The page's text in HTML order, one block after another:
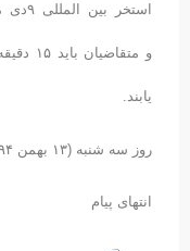
استخر
و
یابند.
روز سه شنبه (۱۳ بهمن ۱۳۹۴) آخرین مهلت ثبت نام این آزمون است.
انتهای پیام